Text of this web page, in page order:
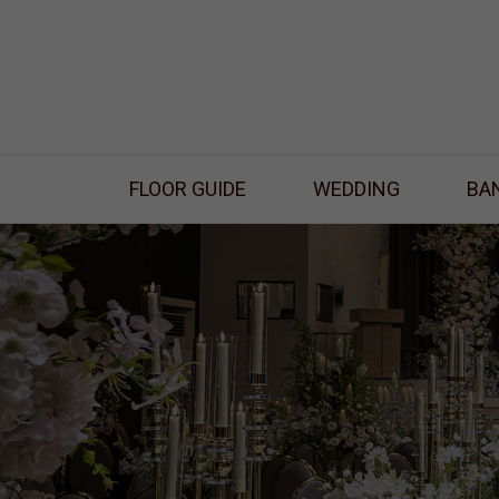
FLOOR GUIDE WEDDING